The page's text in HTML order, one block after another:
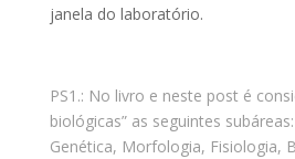
janela do laboratório.
PS1.: No livro e neste post é
biológicas” as seguintes
Genética, Morfologia, Fisiologia,